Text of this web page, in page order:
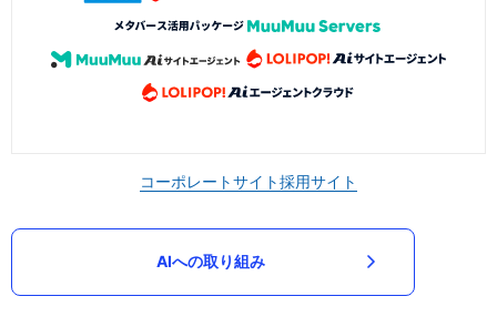
コーポレートサイト採用サイト
AIへの取り組み